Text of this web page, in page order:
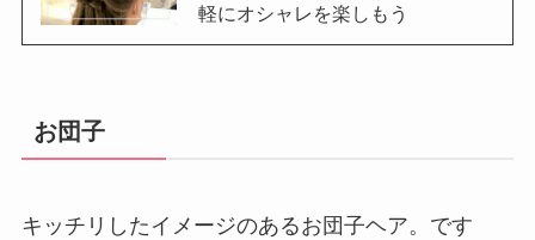
軽にオシャレを楽しもう
お団子
キッチリしたイメージのあるお団子ヘア。です